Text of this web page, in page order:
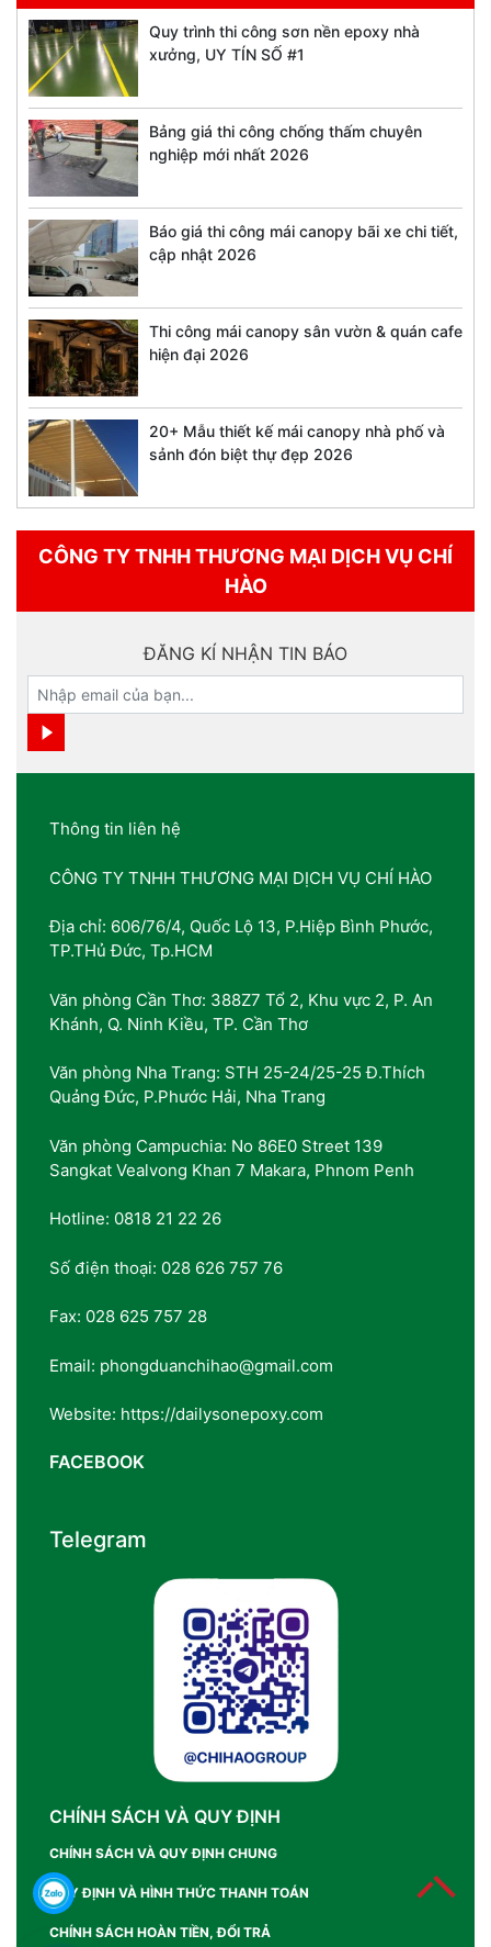
Quy trình thi công sơn nền epoxy nhà
xưởng, UY TÍN SỐ #1
Bảng giá thi công chống thấm chuyên
nghiệp mới nhất 2026
Báo giá thi công mái canopy bãi xe chi tiết,
cập nhật 2026
Thi công mái canopy sân vườn & quán cafe
hiện đại 2026
20+ Mẫu thiết kế mái canopy nhà phố và
sảnh đón biệt thự đẹp 2026
CÔNG TY TNHH THƯƠNG MẠI DỊCH VỤ CHÍ
HÀO
ĐĂNG KÍ NHẬN TIN BÁO
Thông tin liên hệ
CÔNG TY TNHH THƯƠNG MẠI DỊCH VỤ CHÍ HÀO
Địa chỉ: 606/76/4, Quốc Lộ 13, P.Hiệp Bình Phước,
TP.THủ Đức, Tp.HCM
Văn phòng Cần Thơ: 388Z7 Tổ 2, Khu vực 2, P. An
Khánh, Q. Ninh Kiều, TP. Cần Thơ
Văn phòng Nha Trang: STH 25-24/25-25 Đ.Thích
Quảng Đức, P.Phước Hải, Nha Trang
Văn phòng Campuchia: No 86E0 Street 139
Sangkat Vealvong Khan 7 Makara, Phnom Penh
Hotline: 0818 21 22 26
Số điện thoại: 028 626 757 76
Fax: 028 625 757 28
Email: phongduanchihao@gmail.com
Website: https://dailysonepoxy.com
FACEBOOK
Telegram
CHÍNH SÁCH VÀ QUY ĐỊNH
CHÍNH SÁCH VÀ QUY ĐỊNH CHUNG
QUY ĐỊNH VÀ HÌNH THỨC THANH TOÁN
CHÍNH SÁCH HOÀN TIỀN, ĐỔI TRẢ